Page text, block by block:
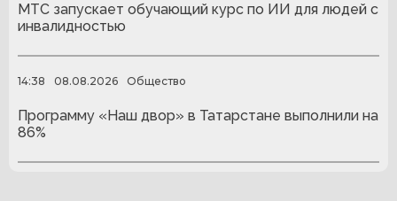
МТС запускает обучающий курс по ИИ для людей с
инвалидностью
14:38 08.08.2026 Общество
Программу «Наш двор» в Татарстане выполнили на
86%